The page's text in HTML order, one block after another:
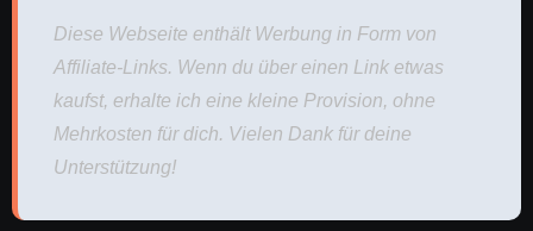
Diese Webseite enthält Werbung in Form von
Affiliate-Links. Wenn du über einen Link etwas
kaufst, erhalte ich eine kleine Provision, ohne
Mehrkosten für dich. Vielen Dank für deine
Unterstützung!